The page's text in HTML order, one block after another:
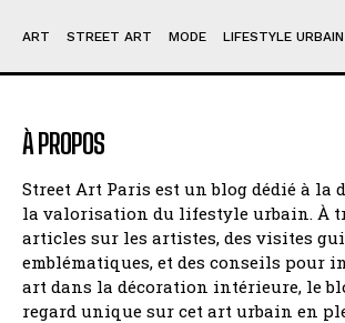
ART STREET ART MODE LIFESTYLE URBAIN
À PROPOS
Street Art Paris est un blog dédié à la
la valorisation du lifestyle urbain. À
articles sur les artistes, des visites
emblématiques, et des conseils pour
art dans la décoration intérieure, le
regard unique sur cet art urbain en